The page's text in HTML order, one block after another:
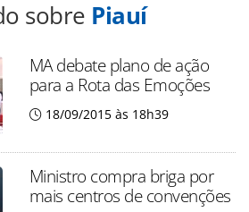
sobre Piauí
MA debate plano de ação
para a Rota das Emoções
18/09/2015 às 18h39
Ministro compra briga por
mais centros de convenções